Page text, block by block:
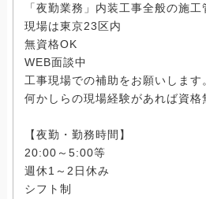
「夜勤業務」内装工事全般の施工
現場は東京23区内
無資格OK
WEB面談中
工事現場での補助をお願いします
何かしらの現場経験があれば資格
【夜勤・勤務時間】
20:00～5:00等
週休1～2日休み
シフト制